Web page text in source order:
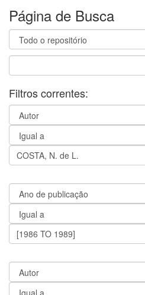
Página de Busca
Filtros correntes: